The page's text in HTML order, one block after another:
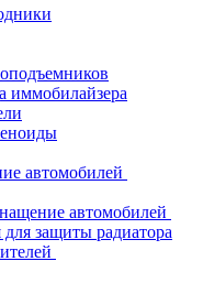
иммобилайзера
автомобилей
автомобилей
для защиты радиатора